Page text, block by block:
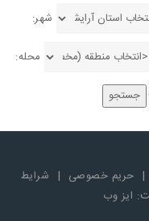
شهر:
محله:
| حریم خصوصی | شرایط
ایز وب